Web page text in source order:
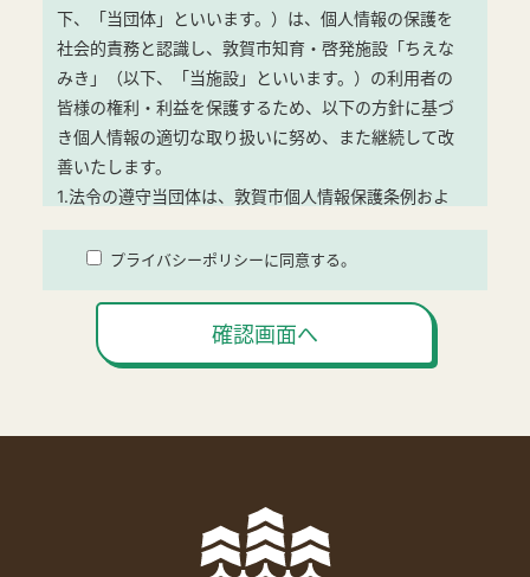
下、「当団体」といいます。）は、個人情報の保護を
社会的責務と認識し、敦賀市知育・啓発施設「ちえな
みき」（以下、「当施設」といいます。）の利用者の
皆様の権利・利益を保護するため、以下の方針に基づ
き個人情報の適切な取り扱いに努め、また継続して改
善いたします。
1.法令の遵守当団体は、敦賀市個人情報保護条例およ
びその他の関連法令等を遵守します。
2.個人情報の利用および取得当団体は、個人情報の利
を取得し、個人情報を利用目的以外に利用いたしませ
【利用目的】
び連絡等のため
(3)当施設へのお問い合わせに回答するため
3.個人情報の管理当団体は、個人情報の漏えい、滅失
プライバシーポリシーに同意する。
確認画面へ